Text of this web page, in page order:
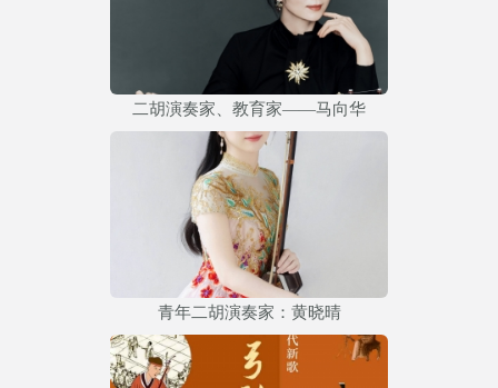
二胡演奏家、教育家——马向华
青年二胡演奏家：黄晓晴